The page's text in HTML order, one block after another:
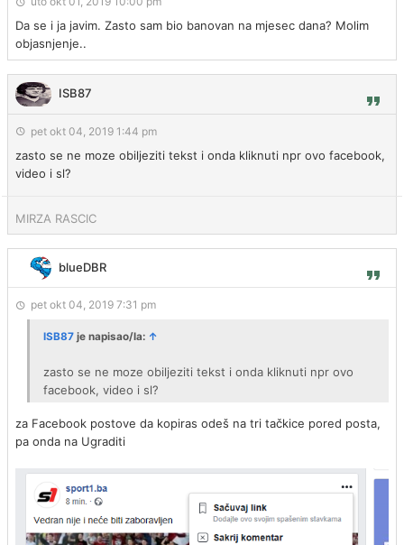
Da se i ja javim. Zasto sam bio banovan na mjesec dana? Molim
objasnjenje..
ISB87
pet okt 04, 2019 1:44 pm
zasto se ne moze obiljeziti tekst i onda kliknuti npr ovo facebook,
video i sl?
MIRZA RASCIC
blueDBR
pet okt 04, 2019 7:31 pm
ISB87 je napisao/la: ↑
zasto se ne moze obiljeziti tekst i onda kliknuti npr ovo
facebook, video i sl?
za Facebook postove da kopiras odeš na tri tačkice pored posta,
pa onda na Ugraditi